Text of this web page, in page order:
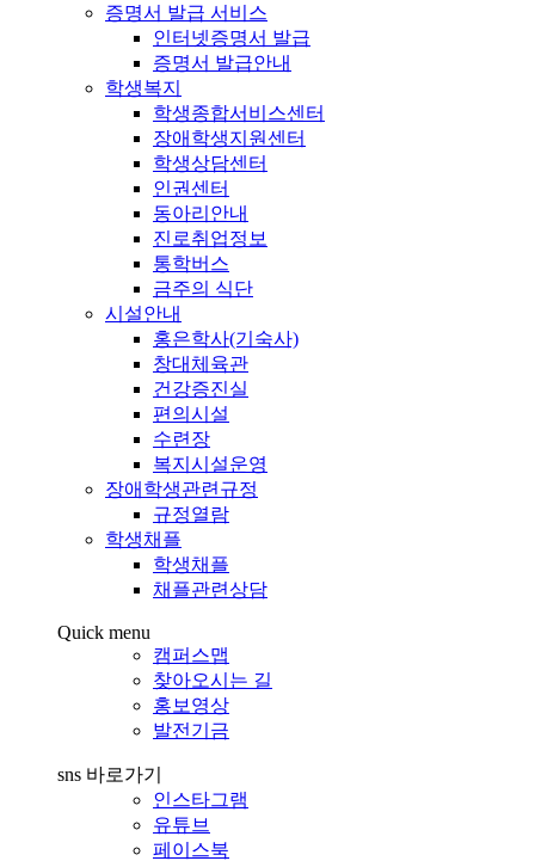
증명서 발급 서비스
인터넷증명서 발급
증명서 발급안내
학생복지
학생종합서비스센터
장애학생지원센터
학생상담센터
인권센터
동아리안내
진로취업정보
통학버스
금주의 식단
시설안내
홍은학사(기숙사)
창대체육관
건강증진실
편의시설
수련장
복지시설운영
장애학생관련규정
규정열람
학생채플
학생채플
채플관련상담
Quick menu
캠퍼스맵
찾아오시는 길
홍보영상
발전기금
sns 바로가기
인스타그램
유튜브
페이스북